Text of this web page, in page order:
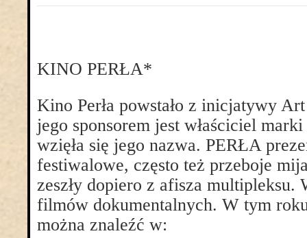
KINO PERŁA*
Kino Perła powstało z inicjatywy
jego sponsorem jest właściciel
wzięła się jego nazwa. PERŁA
festiwalowe, często też przeboje
zeszły dopiero z afisza multipleksu.
filmów dokumentalnych. W tym
można znaleźć w: